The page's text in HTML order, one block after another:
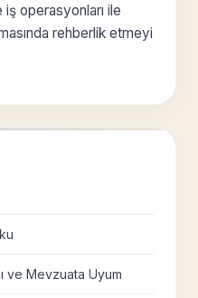
operasyonları ile
rehberlik etmeyi
ve Mevzuata Uyum